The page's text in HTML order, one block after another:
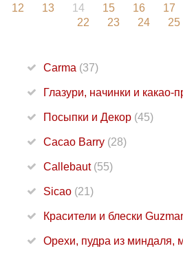
12
13 14 15 16 17
22
23 24 25
Carma (37)
Глазури, начинки и какао-
Посыпки и Декор (45)
Cacao Barry (28)
Callebaut (55)
Sicao (21)
Красители и блески
Орехи, пудра из миндаля,